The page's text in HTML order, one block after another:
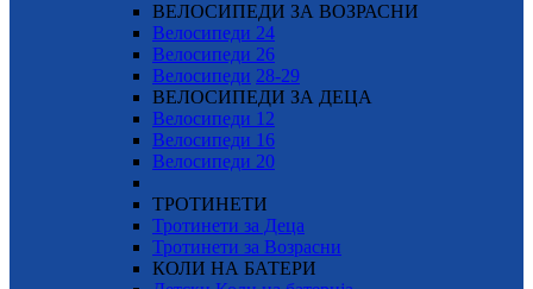
ВЕЛОСИПЕДИ ЗА ВОЗРАСНИ
Велосипеди 24
Велосипеди 26
Велосипеди 28-29
ВЕЛОСИПЕДИ ЗА ДЕЦА
Велосипеди 12
Велосипеди 16
Велосипеди 20
ТРОТИНЕТИ
Тротинети за Деца
Тротинети за Возрасни
КОЛИ НА БАТЕРИ